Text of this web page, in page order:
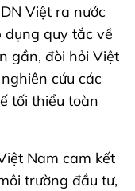
Việt ra nước
dụng quy tắc về
gần, đòi hỏi Việt
cứu các
tối thiểu toàn
Nam cam kết
trường đầu tư,